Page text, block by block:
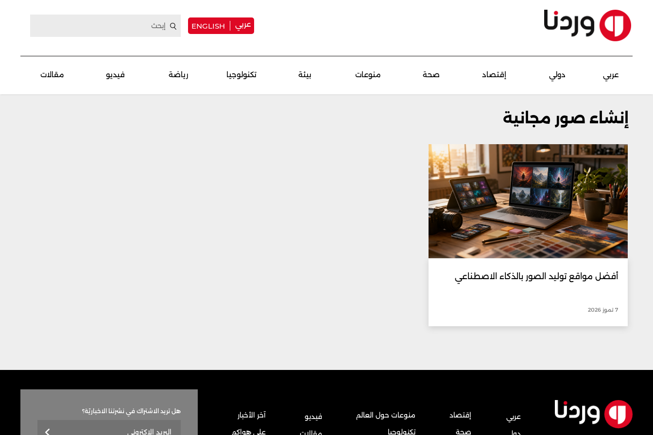
عربي ENGLISH
عربي دولي إقتصاد صحة منوعات بيئة تكنولوجيا رياضة فيديو مقالات
إنشاء صور مجانية
أفضل مواقع توليد الصور بالذكاء الاصطناعي
7 تموز 2026
عربي
إقتصاد
صحة
منوعات حول العالم
تكنولوجيا
فيديو
آخر الأخبار
على هواكم
هل تريد الاشتراك في نشرتنا الاخباريّة؟